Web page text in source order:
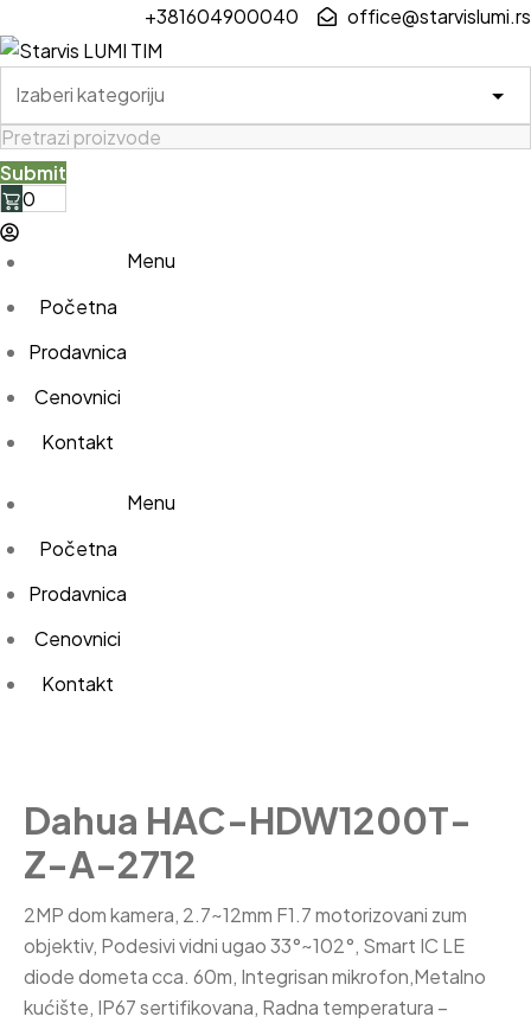
+381604900040 office@starvislumi.rs
0
Početna
Prodavnica
Cenovnici
Kontakt
Menu
Početna
Prodavnica
Cenovnici
Kontakt
Menu
Dahua HAC-HDW1200T-
Z-A-2712
2MP dom kamera, 2.7~12mm F1.7 motorizovani zum
objektiv, Podesivi vidni ugao 33°~102°, Smart IC LE
diode dometa cca. 60m, Integrisan mikrofon,Metalno
kućište, IP67 sertifikovana, Radna temperatura –